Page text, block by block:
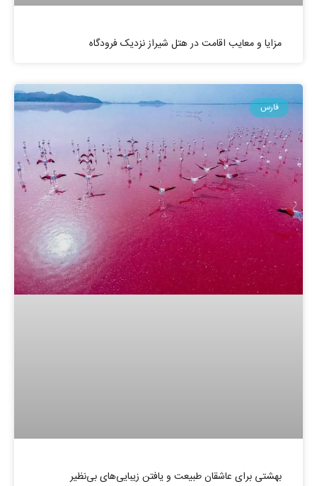
مزایا و معایب اقامت در هتل شیراز نزدیک فرودگاه
فارس
بهشتی برای عاشقان طبیعت و یافتن زیبایی‌های بی‌نظیر